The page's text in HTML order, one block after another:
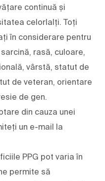
continuă și
celorlalți. Toți
în considerare pentru
rasă, culoare,
vârstă, statut de
de veteran, orientare
de gen.
din cauza unei
un e-mail la
PPG pot varia în
permite să